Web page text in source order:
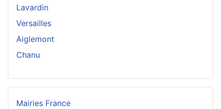
Lavardin
Versailles
Aiglemont
Chanu
Mairies France